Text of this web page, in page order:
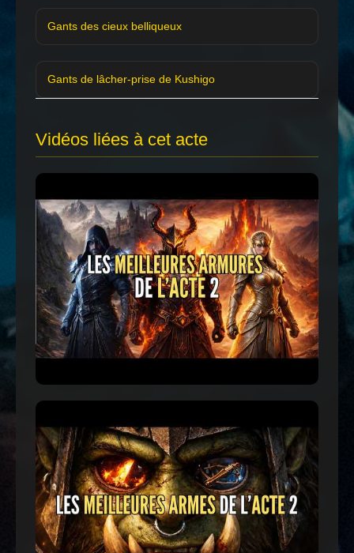
Gants des cieux belliqueux
Gants de lâcher-prise de Kushigo
Vidéos liées à cet acte